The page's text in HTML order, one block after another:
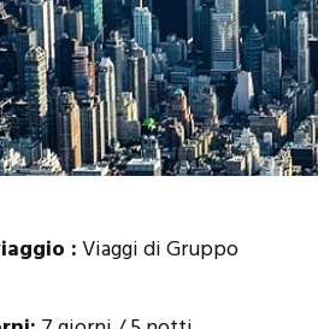
:Viaggi di Gruppo